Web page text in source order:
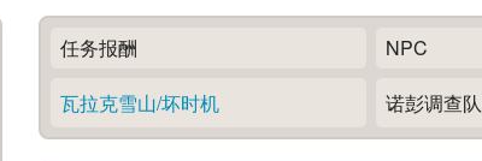
任务报酬 NPC
瓦拉克雪山/坏时机
诺彭调查队